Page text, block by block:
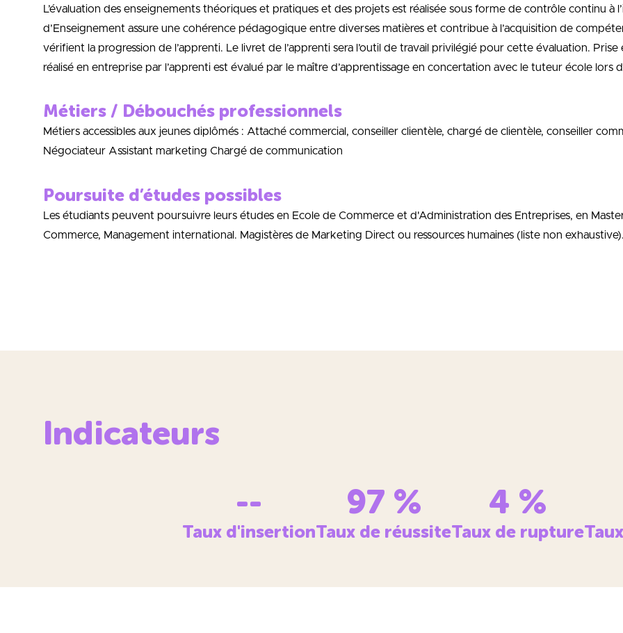
L’évaluation des enseignements théoriques et pratiques et des projets est réalisée sous forme de contrôle continu à
d’Enseignement assure une cohérence pédagogique entre diverses matières et contribue à l’acquisition de
vérifient la progression de l’apprenti. Le livret de l’apprenti sera l’outil de travail privilégié pour cette évaluation.
réalisé en entreprise par l’apprenti est évalué par le maître d’apprentissage en concertation avec le tuteur école lors
Métiers / Débouchés professionnels
Métiers accessibles aux jeunes diplômés : Attaché commercial, conseiller clientèle, chargé de clientèle, conseiller
Négociateur Assistant marketing Chargé de communication
Poursuite d’études possibles
Les étudiants peuvent poursuivre leurs études en Ecole de Commerce et d'Administration des Entreprises, en
Commerce, Management international. Magistères de Marketing Direct ou ressources humaines (liste non exhaustive).
Indicateurs
--
Taux d'insertion
97 %
Taux de réussite
4 %
Taux de rupture